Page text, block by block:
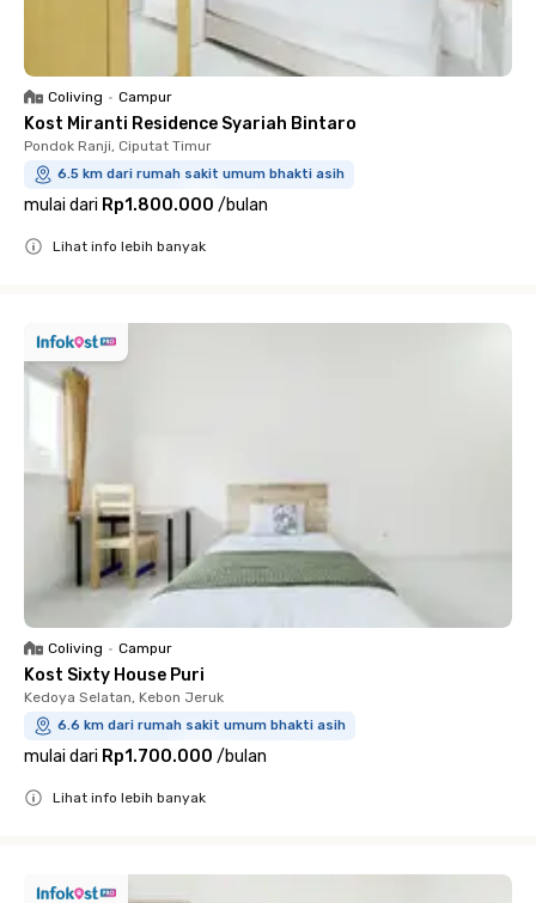
Coliving • Campur
Kost Miranti Residence Syariah Bintaro
Pondok Ranji, Ciputat Timur
6.5 km dari rumah sakit umum bhakti asih
mulai dari Rp1.800.000 /bulan
Lihat info lebih banyak
Coliving • Campur
Kost Sixty House Puri
Kedoya Selatan, Kebon Jeruk
6.6 km dari rumah sakit umum bhakti asih
mulai dari Rp1.700.000 /bulan
Lihat info lebih banyak